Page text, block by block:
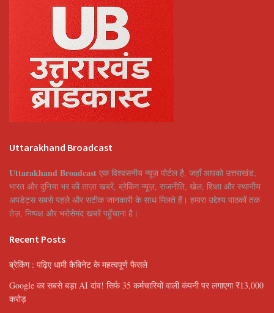
Uttarakhand Broadcast
Uttarakhand Broadcast एक विश्वसनीय न्यूज़ पोर्टल है, जहाँ आपको उत्तराखंड,
भारत और दुनिया भर की ताज़ा खबरें, ब्रेकिंग न्यूज़, राजनीति, खेल, शिक्षा और स्थानीय
अपडेट्स सबसे पहले और सटीक जानकारी के साथ मिलते हैं। हमारा उद्देश्य पाठकों तक
तेज़, निष्पक्ष और भरोसेमंद खबरें पहुँचाना है।
Recent Posts
ब्रेकिंग : पढ़िए धामी कैबिनेट के महत्वपूर्ण फैसले
Google का सबसे बड़ा AI दांव! सिर्फ 35 कर्मचारियों वाली कंपनी पर लगाएगा ₹13,000
करोड़